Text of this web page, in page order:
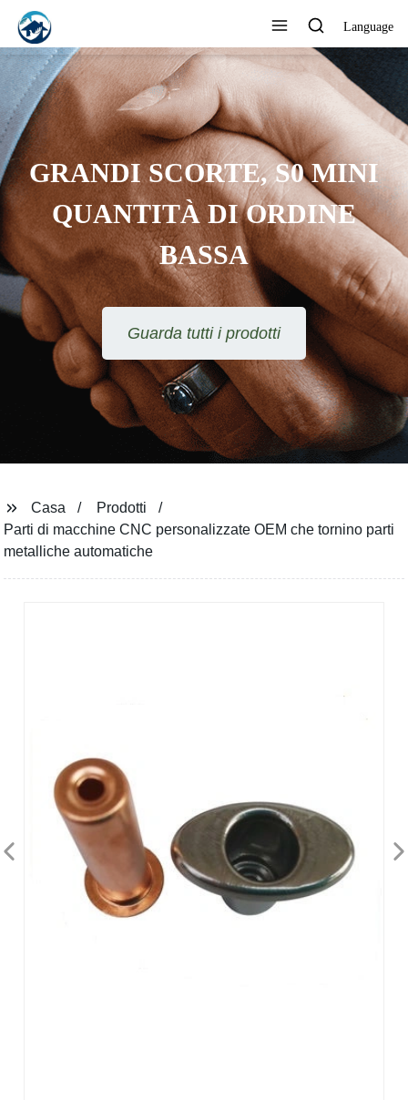
Language
FORNITORE
PROFESSIONALE
RICONOSCIUTO DAI CLIENTI
Guarda tutti i prodotti
Casa
Prodotti
Parti di macchine CNC personalizzate OEM che tornino parti
metalliche automatiche